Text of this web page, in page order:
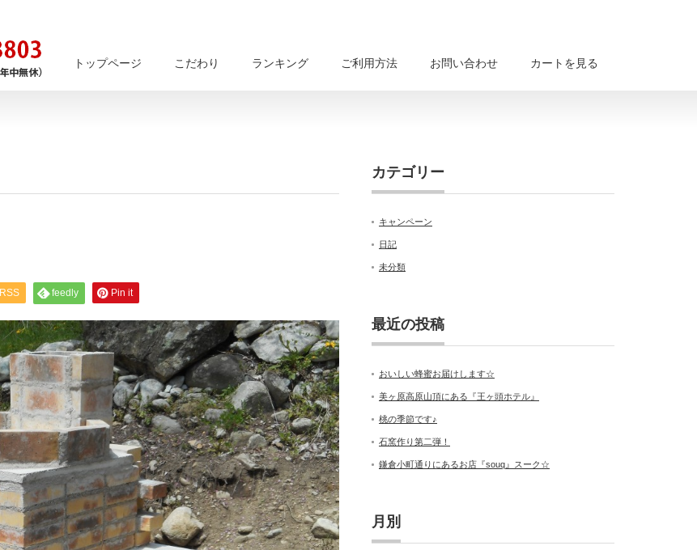
トップページ こだわり ランキング ご利用方法 お問い合わせ カートを見る
RSS feedly Pin it
カテゴリー
キャンペーン
日記
未分類
最近の投稿
おいしい蜂蜜お届けします☆
美ヶ原高原山頂にある『王ヶ頭ホテル』
桃の季節です♪
石窯作り第二弾！
鎌倉小町通りにあるお店『souq』スーク☆
月別